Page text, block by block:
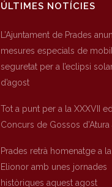
ÚLTIMES NOTÍCIES
L’Ajuntament de Prades
mesures especials de
seguretat per a l’eclipsi
d’agost
Tot a punt per a la XXXVII
Concurs de Gossos d’Atura
Prades retrà homenatge a
Elionor amb unes jornades
històriques aquest agost